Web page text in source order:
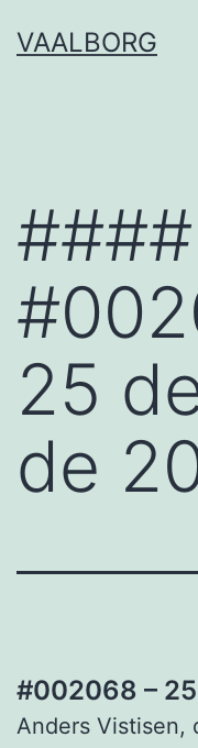
toVAALBORG
####
25
de
#002068 –
Anders Vistisen,